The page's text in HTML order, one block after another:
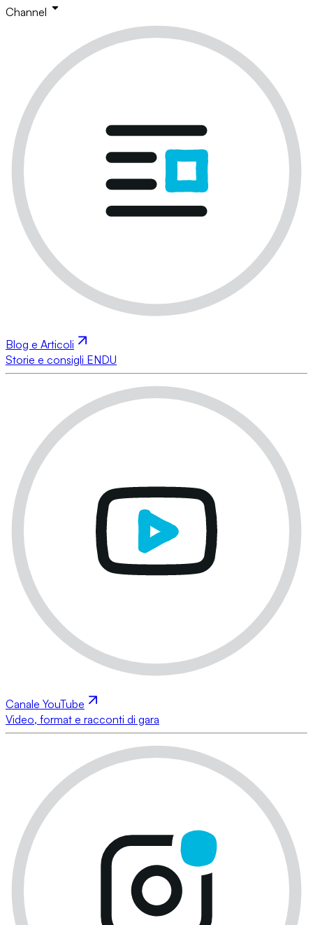
Channel
Blog e Articoli
Storie e consigli ENDU
Canale YouTube
Video, format e racconti di gara